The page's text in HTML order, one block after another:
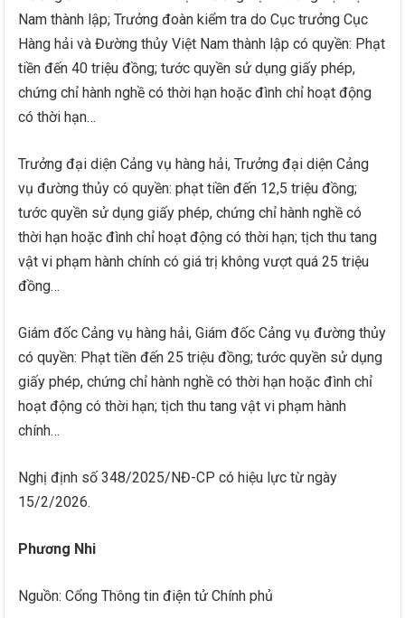
Nam thành lập; Trưởng đoàn kiểm tra do Cục trưởng Cục
Hàng hải và Đường thủy Việt Nam thành lập có quyền: Phạt
tiền đến 40 triệu đồng; tước quyền sử dụng giấy phép,
chứng chỉ hành nghề có thời hạn hoặc đình chỉ hoạt động
có thời hạn…
Trưởng đại diện Cảng vụ hàng hải, Trưởng đại diện Cảng
vụ đường thủy có quyền: phạt tiền đến 12,5 triệu đồng;
tước quyền sử dụng giấy phép, chứng chỉ hành nghề có
thời hạn hoặc đình chỉ hoạt động có thời hạn; tịch thu tang
vật vi phạm hành chính có giá trị không vượt quá 25 triệu
đồng…
Giám đốc Cảng vụ hàng hải, Giám đốc Cảng vụ đường thủy
có quyền: Phạt tiền đến 25 triệu đồng; tước quyền sử dụng
giấy phép, chứng chỉ hành nghề có thời hạn hoặc đình chỉ
hoạt động có thời hạn; tịch thu tang vật vi phạm hành
chính…
Nghị định số 348/2025/NĐ-CP có hiệu lực từ ngày
15/2/2026.
Phương Nhi
Nguồn: Cổng Thông tin điện tử Chính phủ